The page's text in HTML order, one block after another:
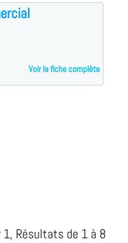
Voir la fiche complète
Résultats de 1 à 8